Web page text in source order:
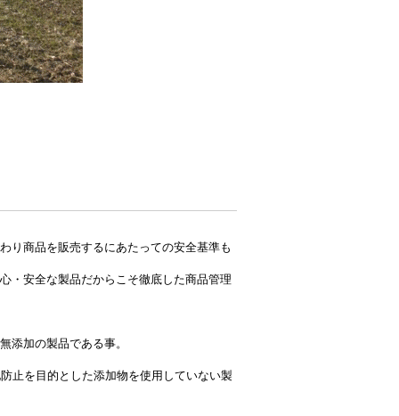
り商品を販売するにあたっての安全基準も
・安全な製品だからこそ徹底した商品管理
添加の製品である事。
止を目的とした添加物を使用していない製